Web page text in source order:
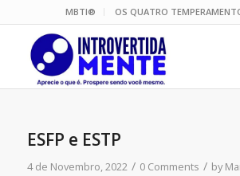
MBTI® OS QUATRO
ESFP e ESTP
4 de Novembro, 2022 / 0 Comments / by